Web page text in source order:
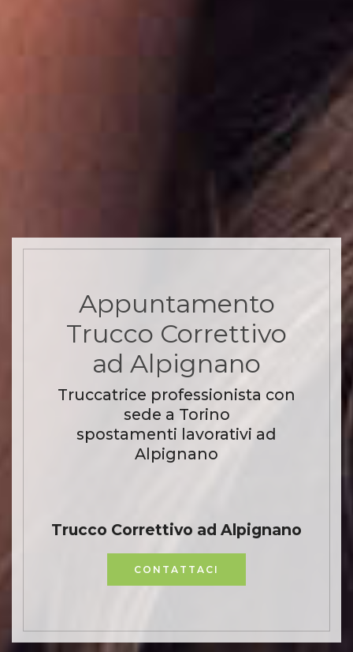
Appuntamento
Trucco Correttivo
ad Alpignano
Truccatrice professionista con
sede a Torino
spostamenti lavorativi ad
Alpignano
Trucco Correttivo ad Alpignano
CONTATTACI